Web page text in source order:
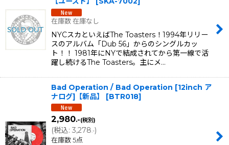
在庫数 在庫なし
NYCスカといえばThe Toasters！1994年リリー
スのアルバム「Dub 56」からのシングルカッ
ト！！ 1981年にNYで結成されてから第一線で活
躍し続けるThe Toasters。主にメ…
Bad Operation / Bad Operation [12inch ア
ナログ]【新品】
[BTR018]
2,980.-(税別)
(税込: 3,278.-)
在庫数 5点